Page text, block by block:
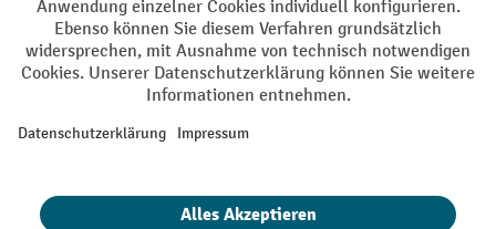
Alle Preise exkl. gesetzl. Mehrwertsteuer zzgl.Versandkostenund ggf.
Nachnahmegebühren, wenn nicht anders angegeben.
¹ Der Rabatt gilt so lange der Vorrat reicht. Der Rabatt gilt nicht auf
oder Gutscheinen ist nicht möglich. | ² Der Rabatt wird einmalig bei
eingelöst werden. Die Höhe des Rabatts variiert je nach